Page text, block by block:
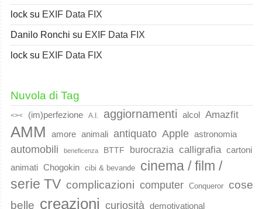
lock su EXIF Data FIX
Danilo Ronchi su EXIF Data FIX
lock su EXIF Data FIX
Nuvola di Tag
<>< (im)perfezione A.I. aggiornamenti alcol Amazfit
AMM amore animali antiquato Apple astronomia
automobili beneficenza BTTF burocrazia calligrafia cartoni
animati Chogokin cibi & bevande
cinema / film /
serie TV complicazioni computer Conqueror
cose
belle creazioni curiosità demotivational